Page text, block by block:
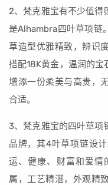
2、梵克雅宝有不少值得
是Alhambra四叶草项链
草造型优雅精致，辨识
搭配18K黄金，温润的
增添一份柔美与高贵，
合适。
3、梵克雅宝的四叶草项
品牌，其4叶草项链设
运、健康、财富和爱情
属，工艺精湛，外观精